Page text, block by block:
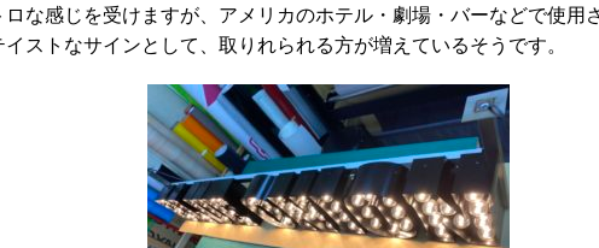
ロな感じを受けますが、アメリカのホテル・劇場・バーなどで使用
イストなサインとして、取りれられる方が増えているそうです。